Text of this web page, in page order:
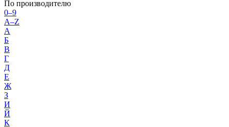
По производителю
0–9
A–Z
А
Б
В
Г
Д
Е
Ж
З
И
Й
К